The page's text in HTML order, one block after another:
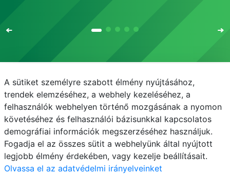
Email Telefonkönyv NEPTUN
E-learning
Médiaközpont
Informatikai Igazgatóság
Adatvédelem
A sütiket személyre szabott élmény nyújtásához,
trendek elemzéséhez, a webhely kezeléséhez, a
felhasználók webhelyen történő mozgásának a nyomon
követéséhez és felhasználói bázisunkkal kapcsolatos
demográfiai információk megszerzéséhez használjuk.
Fogadja el az összes sütit a webhelyünk által nyújtott
legjobb élmény érdekében, vagy kezelje beállításait.
Olvassa el az adatvédelmi irányelveinket